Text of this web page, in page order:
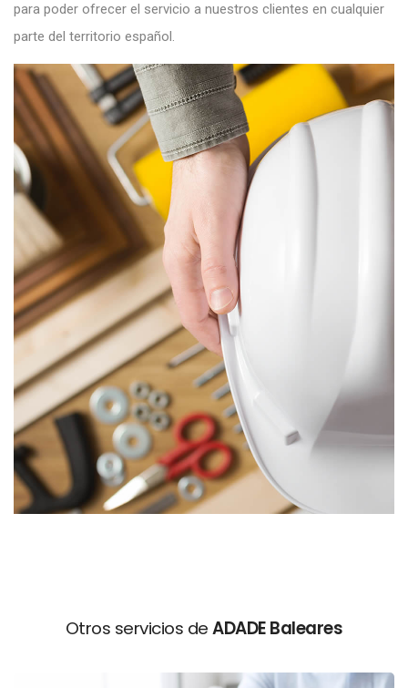
para poder ofrecer el servicio a nuestros clientes en cualquier
parte del territorio español.
Otros servicios deADADE Baleares